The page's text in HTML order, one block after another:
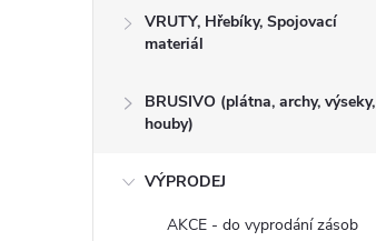
VRUTY, Hřebíky, Spojovací
materiál
BRUSIVO (plátna, archy, výseky,
houby)
VÝPRODEJ
AKCE - do vyprodání zásob